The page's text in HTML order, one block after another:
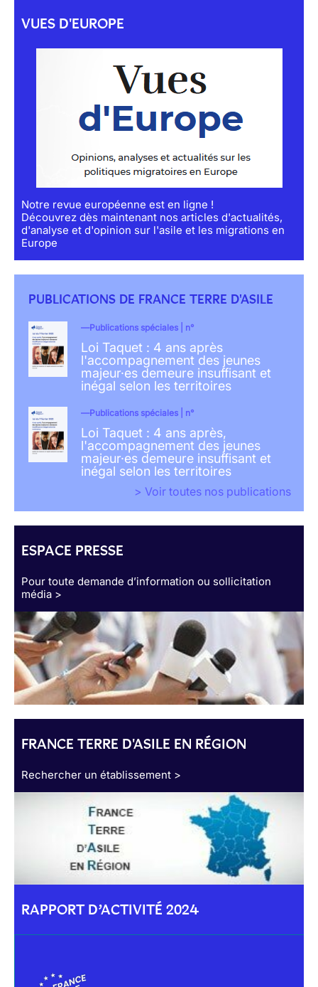
VUES D'EUROPE
Notre revue européenne est en ligne !
Découvrez dès maintenant nos articles d'actualités,
d'analyse et d'opinion sur l'asile et les migrations en
Europe
PUBLICATIONS DE FRANCE TERRE D'ASILE
Publications spéciales | n°
Loi Taquet : 4 ans après
l'accompagnement des jeunes
majeur·es demeure insuffisant et
inégal selon les territoires
Publications spéciales | n°
Loi Taquet : 4 ans après,
l'accompagnement des jeunes
majeur·es demeure insuffisant et
inégal selon les territoires
> Voir toutes nos publications
ESPACE PRESSE
Pour toute demande d’information ou sollicitation
média >
FRANCE TERRE D'ASILE EN RÉGION
Rechercher un établissement >
RAPPORT D’ACTIVITÉ 2024